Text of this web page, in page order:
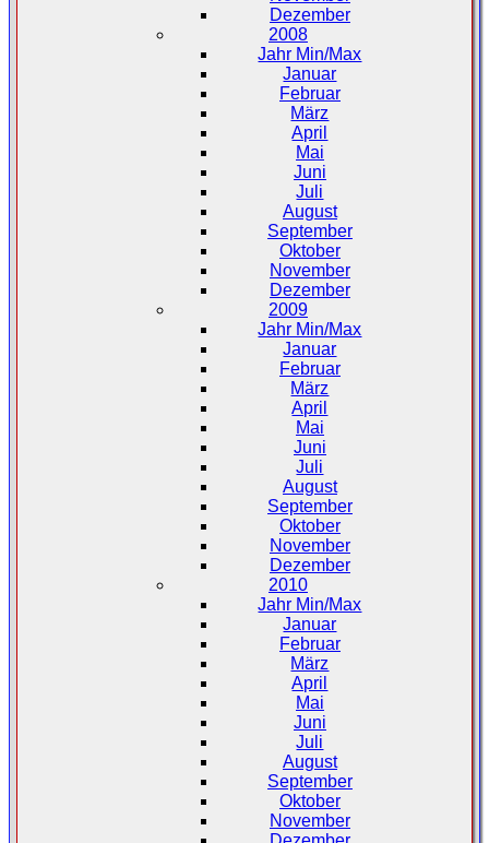
Dezember
2008
Jahr Min/Max
Januar
Februar
März
April
Mai
Juni
Juli
August
September
Oktober
November
Dezember
2009
Jahr Min/Max
Januar
Februar
März
April
Mai
Juni
Juli
August
September
Oktober
November
Dezember
2010
Jahr Min/Max
Januar
Februar
März
April
Mai
Juni
Juli
August
September
Oktober
November